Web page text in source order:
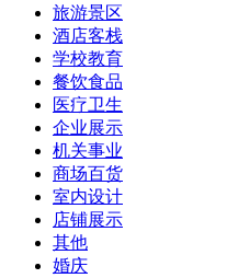
旅游景区
酒店客栈
学校教育
餐饮食品
医疗卫生
企业展示
机关事业
商场百货
室内设计
店铺展示
其他
婚庆